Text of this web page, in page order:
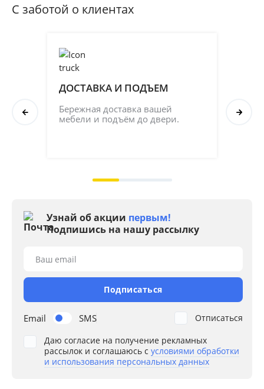
С заботой о клиентах
ДОСТАВКА И ПОДЪЕМ
Бережная доставка вашей
мебели и подъём до двери.
Узнай об акции первым!
Подпишись на нашу рассылку
Email SMS
Ваш email
Подписаться
Даю согласие на получение рекламных
рассылок и соглашаюсь с условиями обработки
и использования персональных данных
Отписаться